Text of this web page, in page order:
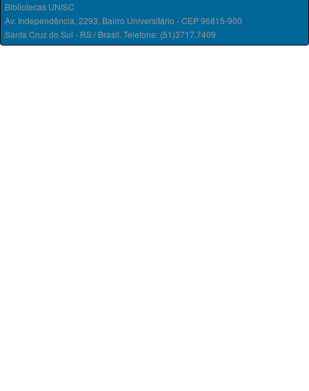
Bibliotecas UNISC
Av. Independência, 2293, Bairro Universitário - CEP 96815-900
Santa Cruz do Sul - RS / Brasil. Telefone: (51)3717.7409